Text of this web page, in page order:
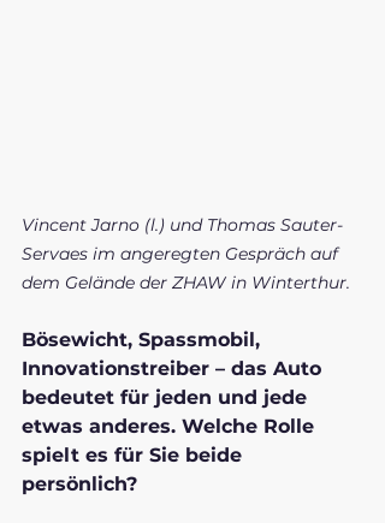
Vincent Jarno (l.) und Thomas Sauter-
Servaes im angeregten Gespräch auf
dem Gelände der ZHAW in Winterthur.
Bösewicht, Spassmobil,
Innovationstreiber – das Auto
bedeutet für jeden und jede
etwas anderes. Welche Rolle
spielt es für Sie beide
persönlich?